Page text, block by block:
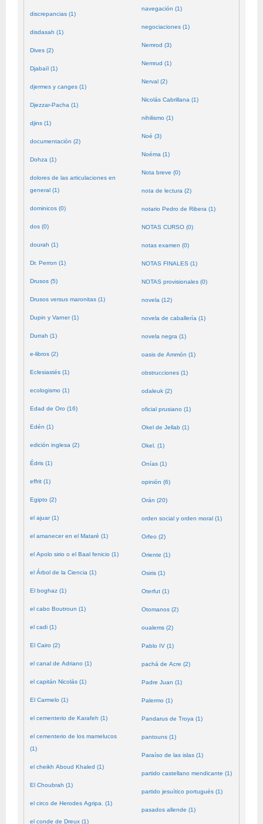
discrepancias (1)
disdasah (1)
Dives (2)
Djabaïl (1)
djermes y canges (1)
Djezzar-Pacha (1)
djins (1)
documentación (2)
Dohza (1)
dolores de las articulaciones en
general (1)
dominicos (0)
dos (0)
dourah (1)
Dr. Perron (1)
Drusos (5)
Drusos versus maronitas (1)
Dupin y Varner (1)
Durrah (1)
e-libros (2)
Eclesiastés (1)
ecologismo (1)
Edad de Oro (16)
Edén (1)
edición inglesa (2)
Édris (1)
effrit (1)
Egipto (2)
el ajuar (1)
el amanecer en el Mataré (1)
el Apolo sirio o el Baal fenicio (1)
el Árbol de la Ciencia (1)
El boghaz (1)
el cabo Boutroun (1)
el cadi (1)
El Cairo (2)
el canal de Adriano (1)
el capitán Nicolás (1)
El Carmelo (1)
el cementerio de Karafeh (1)
el cementerio de los mamelucos
(1)
el cheikh Aboud Khaled (1)
El Choubrah (1)
el circo de Herodes Agripa. (1)
el conde de Dreux (1)
navegación (1)
negociaciones (1)
Nemrod (3)
Nemrud (1)
Nerval (2)
Nicolás Cabrillana (1)
nihilismo (1)
Noé (3)
Noéma (1)
Nota breve (0)
nota de lectura (2)
notario Pedro de Ribera (1)
NOTAS CURSO (0)
notas examen (0)
NOTAS FINALES (1)
NOTAS provisionales (0)
novela (12)
novela de caballería (1)
novela negra (1)
oasis de Ammón (1)
obstrucciones (1)
odaleuk (2)
oficial prusiano (1)
Okel de Jellab (1)
Okel. (1)
Onías (1)
opinión (6)
Orán (20)
orden social y orden moral (1)
Orfeo (2)
Oriente (1)
Osiris (1)
Oterfut (1)
Otomanos (2)
oualems (2)
Pablo IV (1)
pachá de Acre (2)
Padre Juan (1)
Palermo (1)
Pandarus de Troya (1)
pantouns (1)
Paraíso de las islas (1)
partido castellano mendicante (1)
partido jesuítico portugués (1)
pasados allende (1)